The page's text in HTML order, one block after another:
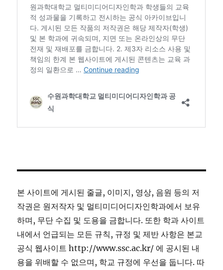
본 사이트에 게시된 줄글, 이미지, 영상, 음원 등의 저
작권은 원저작자 및 멀티미디어디자인학과에서 보유
하며, 무단 수집 및 도용을 금합니다. 또한 학과 사이트
내에서 언급되는 모든 규칙, 규정 및 제반 사항은 본교
공식 웹사이트 http://www.ssc.ac.kr/ 에 공시된 내
용을 위배할 수 없으며, 학교 규정에 우선을 둡니다. 따